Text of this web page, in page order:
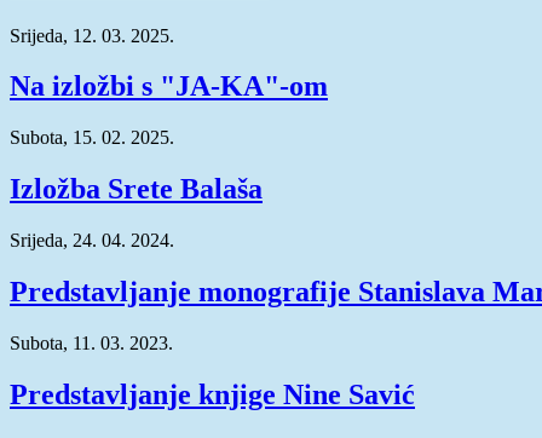
Srijeda, 12. 03. 2025.
Na izložbi s "JA-KA"-om
Subota, 15. 02. 2025.
Izložba Srete Balaša
Srijeda, 24. 04. 2024.
Predstavljanje monografije Stanislava
Subota, 11. 03. 2023.
Predstavljanje knjige Nine Savić